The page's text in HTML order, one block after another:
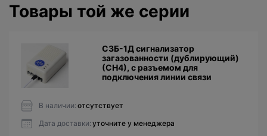
Товары той же серии
СЗБ-1Д сигнализатор
загазованности (дублирующий)
(СН4), с разъемом для
подключения линии связи
В наличии: отсутствует
Дата доставки: уточните у менеджера